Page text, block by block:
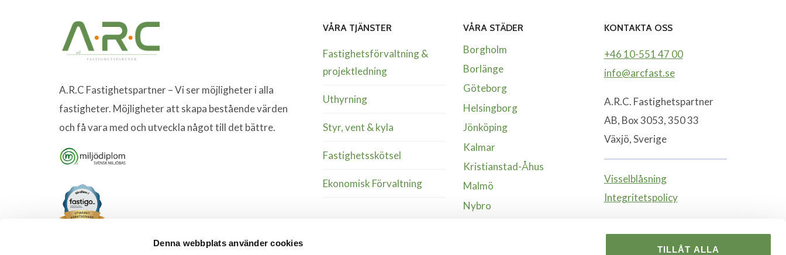
Denna webbplats använder cookies
TILLÅT ALLA
A.R.C Fastighetspartner – Vi ser möjligheter i alla
fastigheter. Möjligheter att skapa bestående värden
och få vara med och utveckla något till det bättre.
VÅRA TJÄNSTER
Fastighetsförvaltning &
projektledning
Uthyrning
Styr, vent & kyla
Fastighetsskötsel
Ekonomisk Förvaltning
VÅRA STÄDER
Borgholm
Borlänge
Göteborg
Helsingborg
Jönköping
Kalmar
Kristianstad-Åhus
Malmö
Nybro
KONTAKTA OSS
+46 10-551 47 00
info@arcfast.se
A.R.C. Fastighetspartner
AB, Box 3053, 350 33
Växjö, Sverige
Visselblåsning
Integritetspolicy